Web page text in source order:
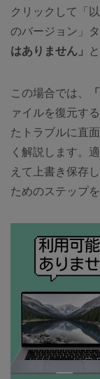
クリックして「
のバージョン」
はありません」
この場合では、
ァイルを復元す
たトラブルに直
く解説します。
えて上書き保存
ためのステップ